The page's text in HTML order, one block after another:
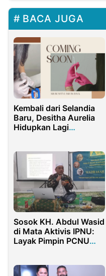
BACA JUGA
Kembali dari Selandia
Baru, Desitha Aurelia
Hidupkan Lagi
Whitening Andalan
Sosok KH. Abdul Wasid
di Mata Aktivis IPNU:
Layak Pimpin PCNU